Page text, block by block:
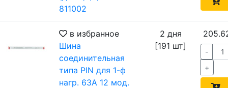
811002
в избранное
Шина
соединительная
типа PIN для 1-ф
нагр. 63А 12 мод.
2 дня
[191 шт]
-
+